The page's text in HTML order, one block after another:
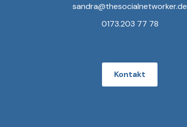
sandra@thesocialnetworker.de
0173.203 77 78
Kontakt